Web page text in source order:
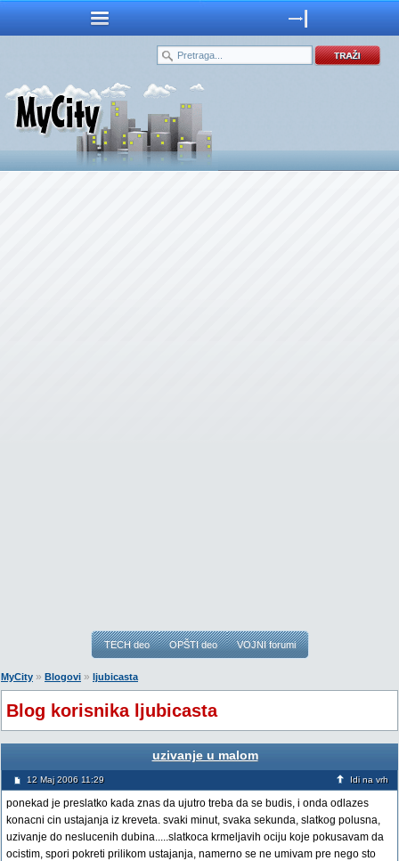
TECH deo OPŠTI deo VOJNI forumi
MyCity » Blogovi » ljubicasta
Blog korisnika ljubicasta
uzivanje u malom
12 Maj 2006 11:29 Idi na vrh
ponekad je preslatko kada znas da ujutro treba da se budis, i onda odlazes
konacni cin ustajanja iz kreveta. svaki minut, svaka sekunda, slatkog polusna,
uzivanje do neslucenih dubina.....slatkoca krmeljavih ociju koje pokusavam da
ocistim, spori pokreti prilikom ustajanja, namerno se ne umivam pre nego sto